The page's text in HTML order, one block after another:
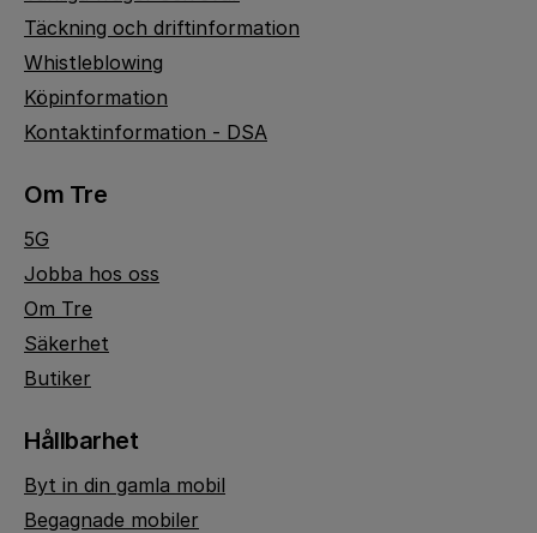
Täckning och driftinformation
Whistleblowing
Köpinformation
Kontaktinformation - DSA
Om Tre
5G
Jobba hos oss
Om Tre
Säkerhet
Butiker
Hållbarhet
Byt in din gamla mobil
Begagnade mobiler